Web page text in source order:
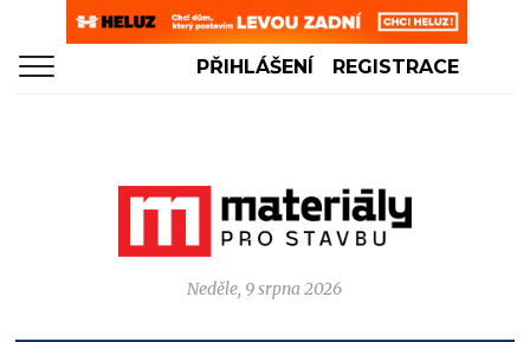
PŘIHLÁŠENÍ REGISTRACE
Neděle, 9 srpna 2026